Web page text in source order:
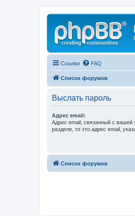
Ссылки FAQ
Список форумов
Выслать пароль
Адрес email:
Адрес email, связанный с вашей
разделе, то это адрес email,
Список форумов